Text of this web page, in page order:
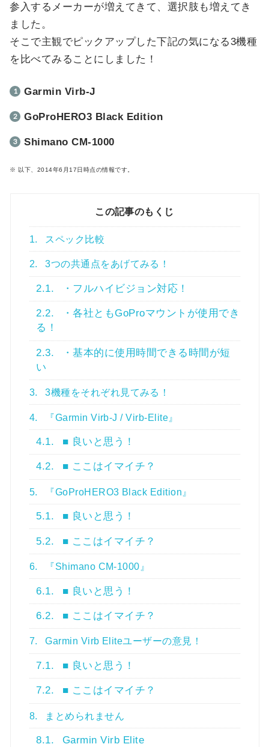
参入するメーカーが増えてきて、選択肢も増えてき
ました。
そこで主観でピックアップした下記の気になる3機種
を比べてみることにしました！
Garmin Virb-J
GoProHERO3 Black Edition
Shimano CM-1000
※ 以下、2014年6月17日時点の情報です。
この記事のもくじ
1. スペック比較
2. 3つの共通点をあげてみる！
2.1. ・フルハイビジョン対応！
2.2.
・各社ともGoProマウントが使用でき
る！
2.3.
・基本的に使用時間できる時間が短
い
3. 3機種をそれぞれ見てみる！
4. 『Garmin Virb-J / Virb-Elite』
4.1. ■ 良いと思う！
4.2. ■ ここはイマイチ？
5. 『GoProHERO3 Black Edition』
5.1. ■ 良いと思う！
5.2. ■ ここはイマイチ？
6. 『Shimano CM-1000』
6.1. ■ 良いと思う！
6.2. ■ ここはイマイチ？
7. Garmin Virb Eliteユーザーの意見！
7.1. ■ 良いと思う！
7.2. ■ ここはイマイチ？
8. まとめられません
8.1. Garmin Virb Elite